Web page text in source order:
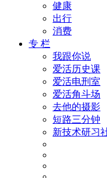
健康
出行
消费
专 栏
我跟你说
爱活历史课
爱活电刑室
爱活角斗场
去他的摄影
短路三分钟
新技术研习